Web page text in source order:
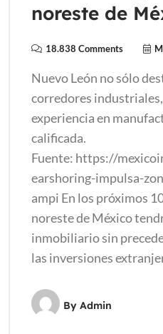
noreste de
18.838 Comments
Nuevo León no sólo
corredores
experiencia en
calificada.
Fuente: https://
earshoring-impulsa-
ampi En los próximos
noreste de México
inmobiliario sin
las inversiones
By Admin